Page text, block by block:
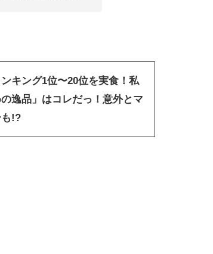
キング1位〜20位を実食！私
逸品」はコレだっ！意外とマ
も!?